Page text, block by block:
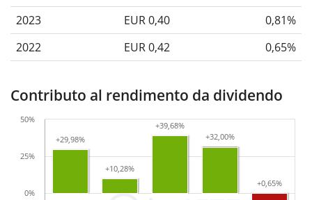
2023
EUR 0,40
0,81%
2022
EUR 0,42 0,65%
Contributo al rendimento da dividendo
+29,98%
+29,98%
+10,28%
+10,28%
+39,68%
+39,68%
+32,00%
+32,00%
+0,65%
+0,65%
0%
25%
50%